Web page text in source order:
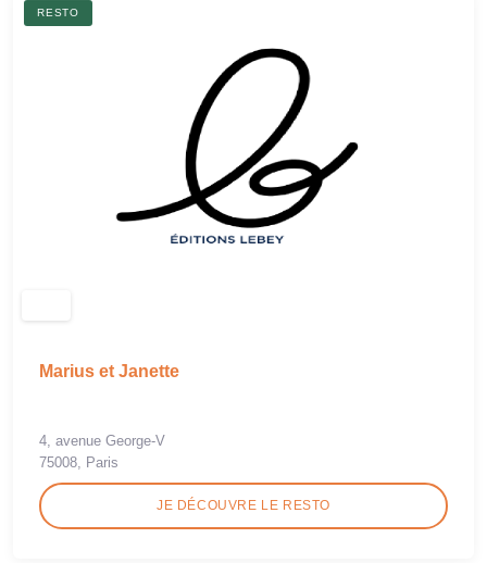
RESTO
Marius et Janette
4, avenue George-V
75008, Paris
JE DÉCOUVRE LE RESTO